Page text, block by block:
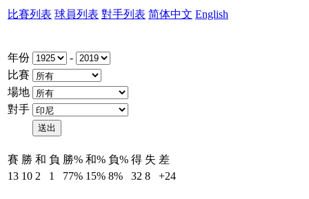
比賽列表 球員列表 對手列表 简体中文 English
年份
-
比賽
場地
對手
賽 勝 和 負 勝% 和% 負% 得 失 差
13 10 2 1 77% 15% 8% 32 8 +24